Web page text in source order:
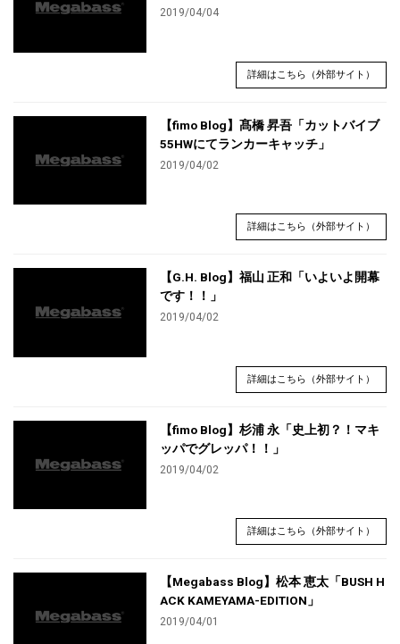
2019/04/04
詳細はこちら（外部サイト）
【fimo Blog】髙橋 昇吾「カットバイブ
55HWにてランカーキャッチ」
2019/04/02
詳細はこちら（外部サイト）
【G.H. Blog】福山 正和「いよいよ開幕
です！！」
2019/04/02
詳細はこちら（外部サイト）
【fimo Blog】杉浦 永「史上初？！マキ
ッパでグレッパ！！」
2019/04/02
詳細はこちら（外部サイト）
【Megabass Blog】松本 恵太「BUSH H
ACK KAMEYAMA-EDITION」
2019/04/01